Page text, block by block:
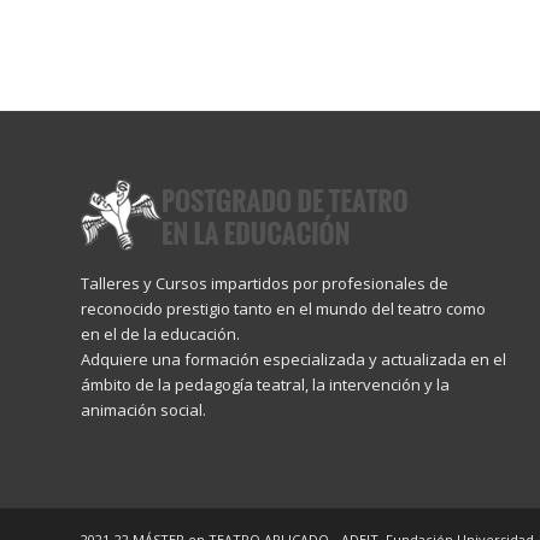
Talleres y Cursos impartidos por profesionales de
reconocido prestigio tanto en el mundo del teatro como
en el de la educación.
Adquiere una formación especializada y actualizada en el
ámbito de la pedagogía teatral, la intervención y la
animación social.